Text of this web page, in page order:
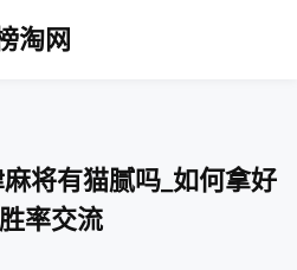
淘网
将有猫腻吗_如何拿好
率交流